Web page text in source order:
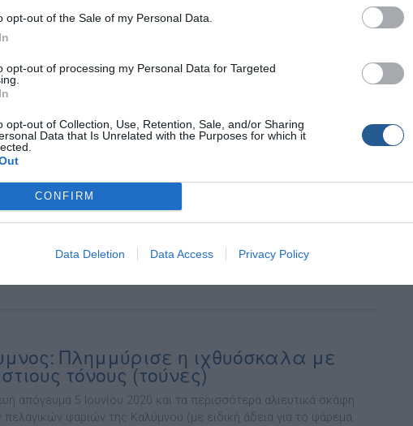
opt-out of the Sale of my Personal Data.
opt-out of processing my Personal Data for Targeted
opt-out of Collection, Use, Retention, Sale, and/or Sharing
Data that Is Unrelated with the Purposes for which it
CONFIRM
Data Deletion Data Access Privacy Policy
Blue Pelagics […]
τόνος παραλίγο να
σκάφος (video)
ερυθρός τόνος ζύγιζε σχεδόν 320 κιλά Τρεις ψαράδες
μάχη για να ανεβάσουν στο σκάφος τους έναν
βάρος του, που λίγο έλειψε να αναποδογυρίσει το μικρό σκάφος.
Πλημμύρισε η ιχθυόσκαλα με
τόνους (τούνες)
απόγευμα 5 Ιουνίου 2020 και τα περισσότερα αλιευτικά σκάφη
ψαριών της Καλύμνου (με ειδική άδεια για το ψάρεμα